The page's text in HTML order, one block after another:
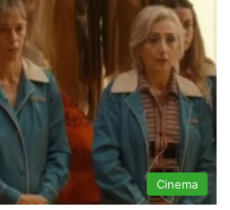
Cinema